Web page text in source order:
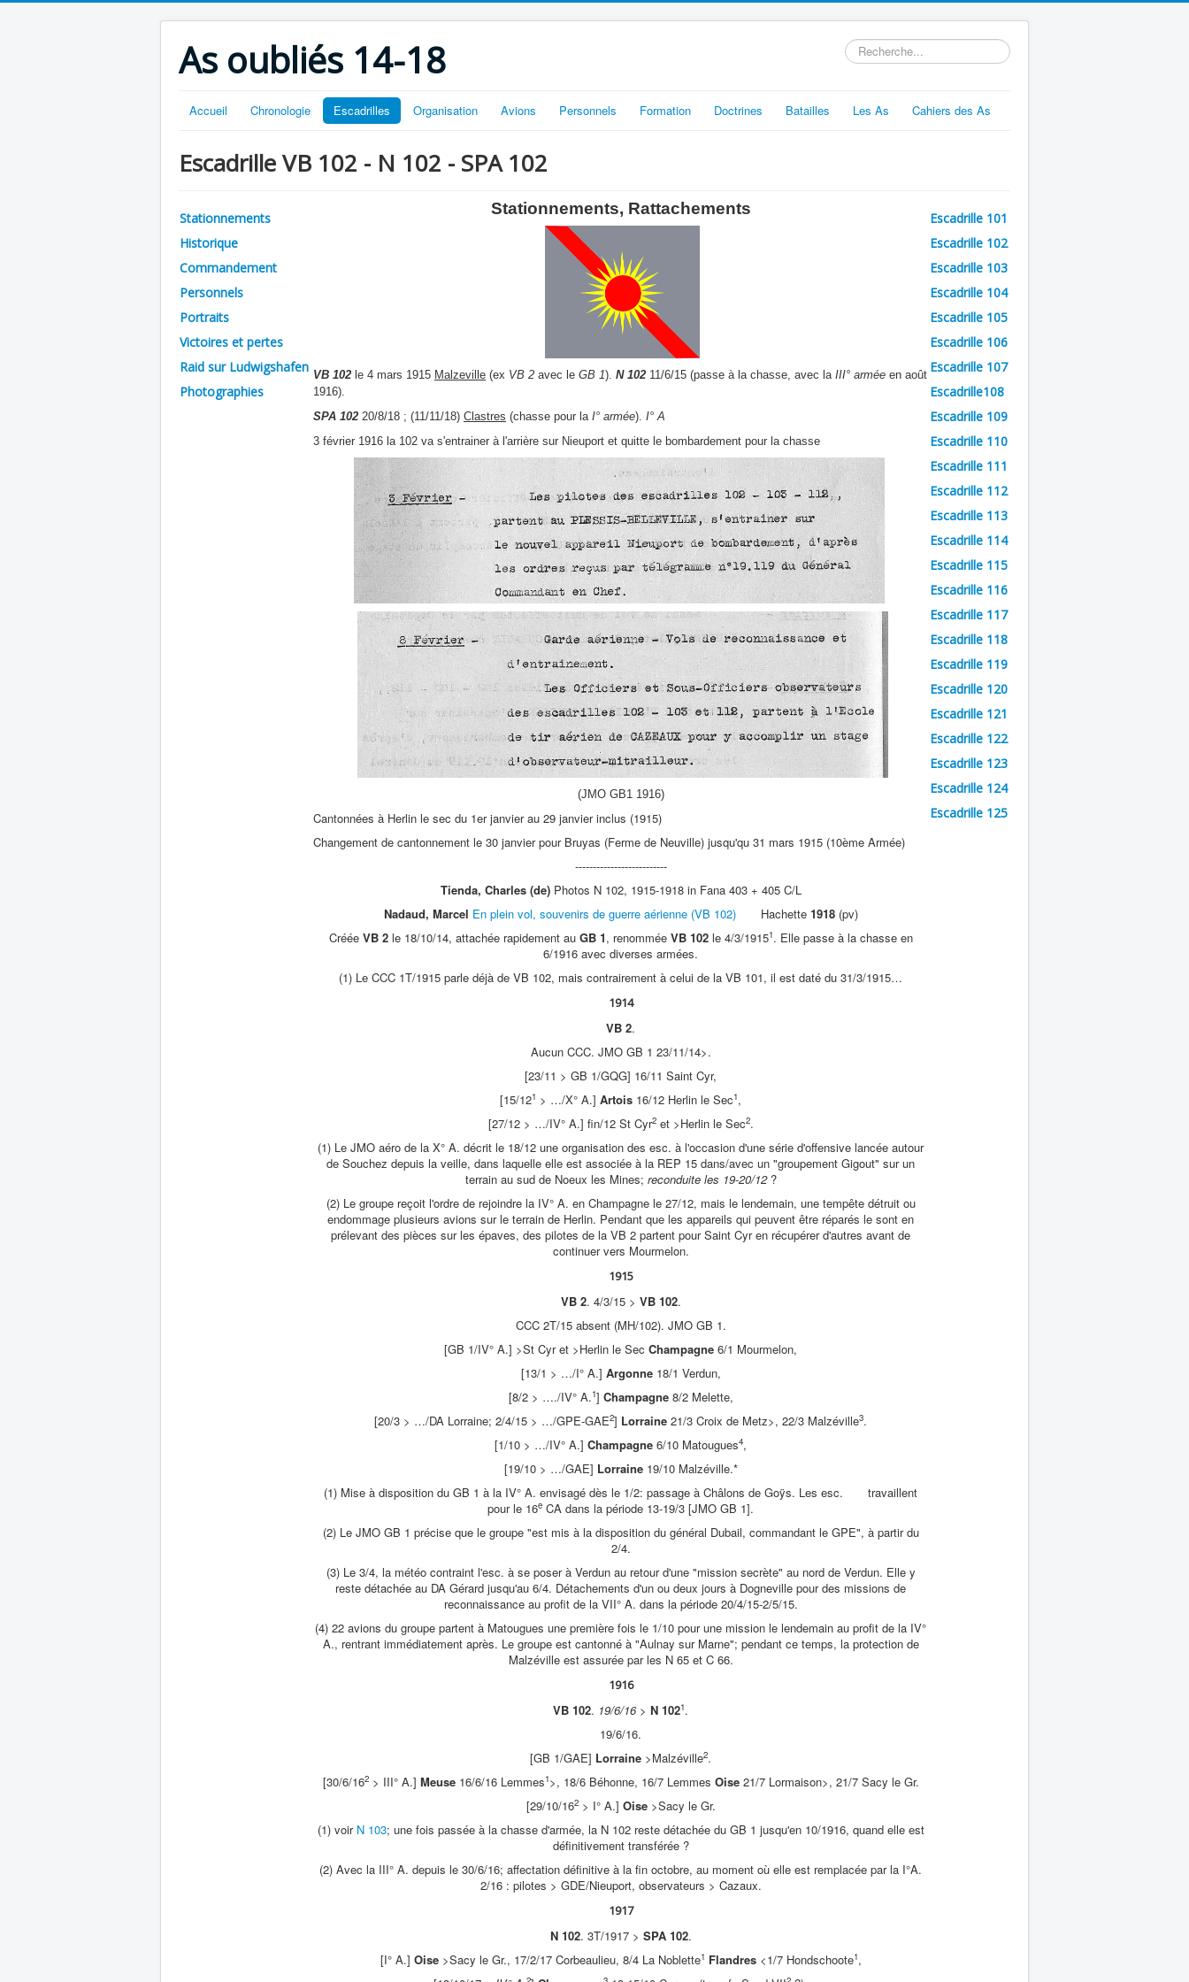
As oubliés 14-18 Rechercher
Accueil Chronologie Escadrilles Organisation Avions Personnels Formation Doctrines Batailles Les As Cahiers des As
Escadrille VB 102 - N 102 - SPA 102
Stationnements
Historique
Commandement
Personnels
Portraits
Victoires et pertes
Raid sur Ludwigshafen
Photographies
Stationnements, Rattachements
VB 102 le 4 mars 1915 Malzeville (ex VB 2 avec le GB 1). N 102 11/6/15 (passe à la chasse, avec la III° armée en août
1916).
SPA 102 20/8/18 ; (11/11/18) Clastres (chasse pour la I° armée). I° A
3 février 1916 la 102 va s'entrainer à l'arrière sur Nieuport et quitte le bombardement pour la chasse
(JMO GB1 1916)
Cantonnées à Herlin le sec du 1er janvier au 29 janvier inclus (1915)
Changement de cantonnement le 30 janvier pour Bruyas (Ferme de Neuville) jusqu'qu 31 mars 1915 (10ème Armée)
--------------------------
Tienda, Charles (de)Photos N 102, 1915-1918 in Fana 403 + 405 C/L
Nadaud, Marcel En plein vol, souvenirs de guerre aérienne (VB 102)Hachette 1918(pv)
Créée VB 2le 18/10/14, attachée rapidement au GB 1, renommée VB 102le 4/3/19151. Elle passe à la chasse en
6/1916 avec diverses armées.
(1) Le CCC 1T/1915 parle déjà de VB 102, mais contrairement à celui de la VB 101, il est daté du 31/3/1915…
1914
VB 2.
Aucun CCC. JMO GB 1 23/11/14>.
[23/11 > GB 1/GQG] 16/11 Saint Cyr,
[15/121 > …/X° A.] Artois 16/12 Herlin le Sec1,
[27/12 > …/IV° A.] fin/12 St Cyr2et >Herlin le Sec2.
(1) Le JMO aéro de la X° A. décrit le 18/12 une organisation des esc. à l'occasion d'une série d'offensive lancée autour
de Souchez depuis la veille, dans laquelle elle est associée à la REP 15 dans/avec un "groupement Gigout" sur un
terrain au sud de Noeux les Mines; reconduite les 19-20/12?
(2) Le groupe reçoit l'ordre de rejoindre la IV° A. en Champagne le 27/12, mais le lendemain, une tempête détruit ou
endommage plusieurs avions sur le terrain de Herlin. Pendant que les appareils qui peuvent être réparés le sont en
prélevant des pièces sur les épaves, des pilotes de la VB 2 partent pour Saint Cyr en récupérer d'autres avant de
continuer vers Mourmelon.
1915
VB 2. 4/3/15 > VB 102.
CCC 2T/15 absent (MH/102). JMO GB 1.
[GB 1/IV° A.] >St Cyr et >Herlin le Sec Champagne 6/1 Mourmelon,
[13/1 > …/I° A.] Argonne18/1 Verdun,
[8/2 > …./IV° A.1] Champagne8/2 Melette,
[20/3 > …/DA Lorraine; 2/4/15 > …/GPE-GAE2] Lorraine 21/3 Croix de Metz>, 22/3 Malzéville3.
[1/10 > …/IV° A.] Champagne 6/10 Matougues4,
[19/10 > …/GAE] Lorraine19/10 Malzéville.*
(1) Mise à disposition du GB 1 à la IV° A. envisagé dès le 1/2: passage à Châlons de Goÿs. Les esc. travaillent
pour le 16e CA dans la période 13-19/3 [JMO GB 1].
(2) Le JMO GB 1 précise que le groupe "est mis à la disposition du général Dubail, commandant le GPE", à partir du
2/4.
(3) Le 3/4, la météo contraint l'esc. à se poser à Verdun au retour d'une "mission secrète" au nord de Verdun. Elle y
reste détachée au DA Gérard jusqu'au 6/4. Détachements d'un ou deux jours à Dogneville pour des missions de
reconnaissance au profit de la VII° A. dans la période 20/4/15-2/5/15.
(4) 22 avions du groupe partent à Matougues une première fois le 1/10 pour une mission le lendemain au profit de la IV°
A., rentrant immédiatement après. Le groupe est cantonné à "Aulnay sur Marne"; pendant ce temps, la protection de
Malzéville est assurée par les N 65 et C 66.
1916
VB 102. 19/6/16> N 1021.
19/6/16.
[GB 1/GAE] Lorraine >Malzéville2.
[30/6/162> III° A.] Meuse16/6/16 Lemmes1>, 18/6 Béhonne, 16/7 Lemmes Oise21/7 Lormaison>, 21/7 Sacy le Gr.
[29/10/162> I° A.] Oise>Sacy le Gr.
(1) voir N 103; une fois passée à la chasse d'armée, la N 102 reste détachée du GB 1 jusqu'en 10/1916, quand elle est
définitivement transférée ?
(2) Avec la III° A. depuis le 30/6/16; affectation définitive à la fin octobre, au moment où elle est remplacée par la I°A.
2/16 : pilotes > GDE/Nieuport, observateurs > Cazaux.
1917
N 102. 3T/1917 > SPA 102.
[I° A.] Oise>Sacy le Gr., 17/2/17 Corbeaulieu, 8/4 La Noblette1 Flandres<1/7 Hondschoote1,
Escadrille 101
Escadrille 102
Escadrille 103
Escadrille 104
Escadrille 105
Escadrille 106
Escadrille 107
Escadrille108
Escadrille 109
Escadrille 110
Escadrille 111
Escadrille 112
Escadrille 113
Escadrille 114
Escadrille 115
Escadrille 116
Escadrille 117
Escadrille 118
Escadrille 119
Escadrille 120
Escadrille 121
Escadrille 122
Escadrille 123
Escadrille 124
Escadrille 125